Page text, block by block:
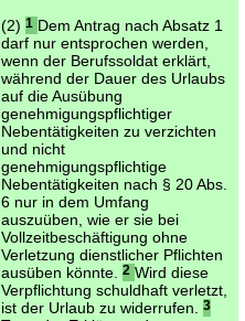
(2) 1 Dem Antrag nach Absatz 1
darf nur entsprochen werden,
wenn der Berufssoldat erklärt,
während der Dauer des Urlaubs
auf die Ausübung
genehmigungspflichtiger
Nebentätigkeiten zu verzichten
und nicht
genehmigungspflichtige
Nebentätigkeiten nach § 20 Abs.
6 nur in dem Umfang
auszuüben, wie er sie bei
Vollzeitbeschäftigung ohne
Verletzung dienstlicher Pflichten
ausüben könnte.
2 Wird diese
Verpflichtung schuldhaft verletzt,
ist der Urlaub zu widerrufen.
3